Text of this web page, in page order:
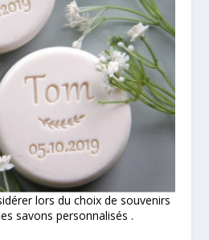
lors du choix de souvenirs
savons personnalisés .